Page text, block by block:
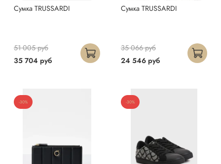
Сумка TRUSSARDI
35 704 руб
51 005 руб
Сумка TRUSSARDI
24 546 руб
35 066 руб
-30% -30%